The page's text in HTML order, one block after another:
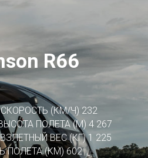
R66
(КМ/Ч) 232
ПОЛЕТА (М) 4 267
ВЕС (КГ) 1 225
ПОЛЕТА (КМ) 602